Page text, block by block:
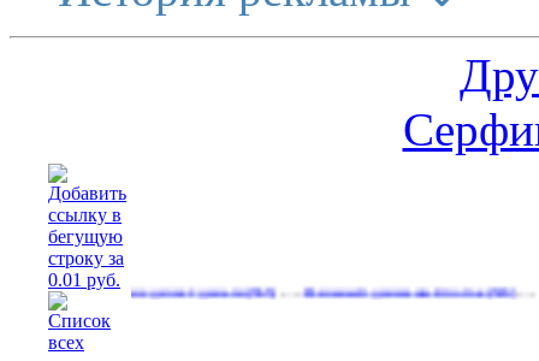
Расширение делает деньги(565)…Реальный денежный поток(593)…